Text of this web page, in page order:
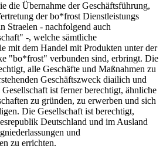
die Übernahme der Geschäftsführung,
der bo*frost Dienstleistungs
- nachfolgend auch
-, welche sämtliche
mit dem Handel mit Produkten unter der
"bo*frost" verbunden sind, erbringt. Die
alle Geschäfte und Maßnahmen zu
Geschäftszweck diailich und
ist ferner berechtigt, ähnliche
zu gründen, zu erwerben und sich
Die Gesellschaft ist berechtigt,
Deutschland und im Ausland
und
zu errichten.